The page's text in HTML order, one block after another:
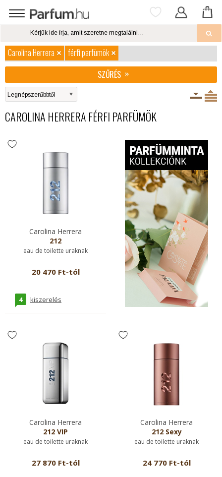
Carolina Herrera
férfi parfümök
SZŰRÉS
CAROLINA HERRERA FÉRFI PARFÜMÖK
Carolina Herrera
212
eau de toilette uraknak
20 470 Ft-tól
4 kiszerelés
Carolina Herrera
212 VIP
eau de toilette uraknak
27 870 Ft-tól
Carolina Herrera
212 Sexy
eau de toilette uraknak
24 770 Ft-tól